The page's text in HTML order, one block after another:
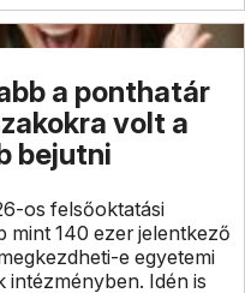
a ponthatár
volt a
bejutni
os felsőoktatási
140 ezer jelentkező
e egyetemi
intézményben. Idén is